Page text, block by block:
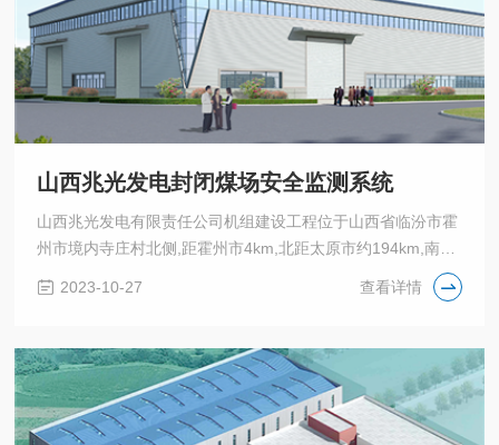
山西兆光发电封闭煤场安全监测系统
山西兆光发电有限责任公司机组建设工程位于山西省临汾市霍
州市境内寺庄村北侧,距霍州市4km,北距太原市约194km,南距
临汾64km。厂区东侧紧邻汾河西岸的霍侯一级公路,并与南同
蒲铁路隔河相望。西侧紧邻霍州矿务局所属的白龙煤矿。北侧
2023-10-27 查看详情